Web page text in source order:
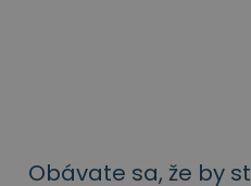
prieskumník
Obávate sa, že by